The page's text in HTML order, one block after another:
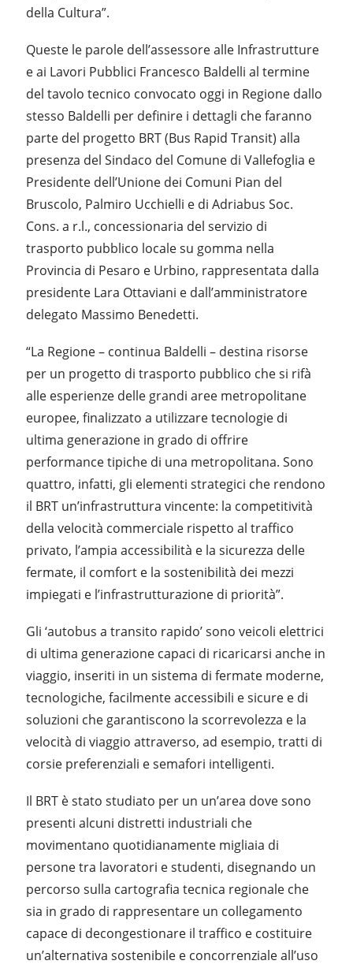
della Cultura”.
Queste le parole dell’assessore alle Infrastrutture
e ai Lavori Pubblici Francesco Baldelli al termine
del tavolo tecnico convocato oggi in Regione dallo
stesso Baldelli per definire i dettagli che faranno
parte del progetto BRT (Bus Rapid Transit) alla
presenza del Sindaco del Comune di Vallefoglia e
Presidente dell’Unione dei Comuni Pian del
Bruscolo, Palmiro Ucchielli e di Adriabus Soc.
Cons. a r.l., concessionaria del servizio di
trasporto pubblico locale su gomma nella
Provincia di Pesaro e Urbino, rappresentata dalla
presidente Lara Ottaviani e dall’amministratore
delegato Massimo Benedetti.
“La Regione – continua Baldelli – destina risorse
per un progetto di trasporto pubblico che si rifà
alle esperienze delle grandi aree metropolitane
europee, finalizzato a utilizzare tecnologie di
ultima generazione in grado di offrire
performance tipiche di una metropolitana. Sono
quattro, infatti, gli elementi strategici che rendono
il BRT un’infrastruttura vincente: la competitività
della velocità commerciale rispetto al traffico
privato, l’ampia accessibilità e la sicurezza delle
fermate, il comfort e la sostenibilità dei mezzi
impiegati e l’infrastrutturazione di priorità”.
Gli ‘autobus a transito rapido’ sono veicoli elettrici
di ultima generazione capaci di ricaricarsi anche in
viaggio, inseriti in un sistema di fermate moderne,
tecnologiche, facilmente accessibili e sicure e di
soluzioni che garantiscono la scorrevolezza e la
velocità di viaggio attraverso, ad esempio, tratti di
corsie preferenziali e semafori intelligenti.
Il BRT è stato studiato per un un’area dove sono
presenti alcuni distretti industriali che
movimentano quotidianamente migliaia di
persone tra lavoratori e studenti, disegnando un
percorso sulla cartografia tecnica regionale che
sia in grado di rappresentare un collegamento
capace di decongestionare il traffico e costituire
un’alternativa sostenibile e concorrenziale all’uso